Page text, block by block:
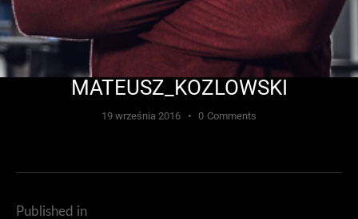
MATEUSZ_KOZLOWSKI
19 września 2016 0 Comments
Published in